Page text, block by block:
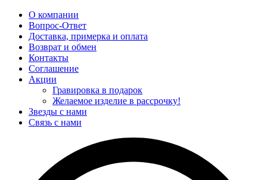
О компании
Вопрос-Ответ
Доставка, примерка и оплата
Возврат и обмен
Контакты
Соглашение
Акции
Гравировка в подарок
Желаемое изделие в рассрочку!
Звезды с нами
Связь с нами